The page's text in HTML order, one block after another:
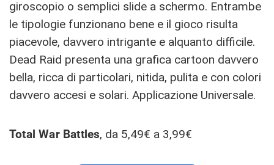
giroscopio o semplici slide a schermo. Entrambe
le tipologie funzionano bene e il gioco risulta
piacevole, davvero intrigante e alquanto difficile.
Dead Raid presenta una grafica cartoon davvero
bella, ricca di particolari, nitida, pulita e con colori
davvero accesi e solari. Applicazione Universale.
Total War Battles, da 5,49€ a 3,99€